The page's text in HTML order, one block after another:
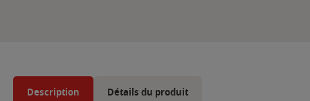
Description Détails du produit